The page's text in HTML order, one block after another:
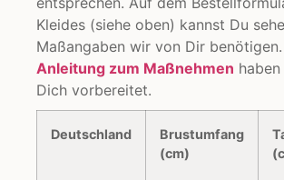
Kleides (siehe oben) kannst Du
Maßangaben wir von Dir
Anleitung zum Maßnehmen
Dich vorbereitet.
Deutschland
Brustumfang
(cm)